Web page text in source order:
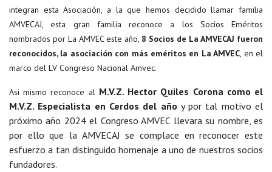
integran esta Asociación, a la que hemos decidido llamar familia
AMVECAJ, esta gran familia reconoce a los Socios Eméritos
nombrados por La AMVEC este año, 8 Socios de La AMVECAJ fueron
reconocidos, la asociación con más eméritos en La AMVEC, en el
marco del LV Congreso Nacional Amvec.
Asi mismo reconoce al M.V.Z. Hector Quiles Corona como el
M.V.Z. Especialista en Cerdos del año y por tal motivo el
próximo año 2024 el Congreso AMVEC llevara su nombre, es
por ello que la AMVECAJ se complace en reconocer este
esfuerzo a tan distinguido homenaje a uno de nuestros socios
fundadores.